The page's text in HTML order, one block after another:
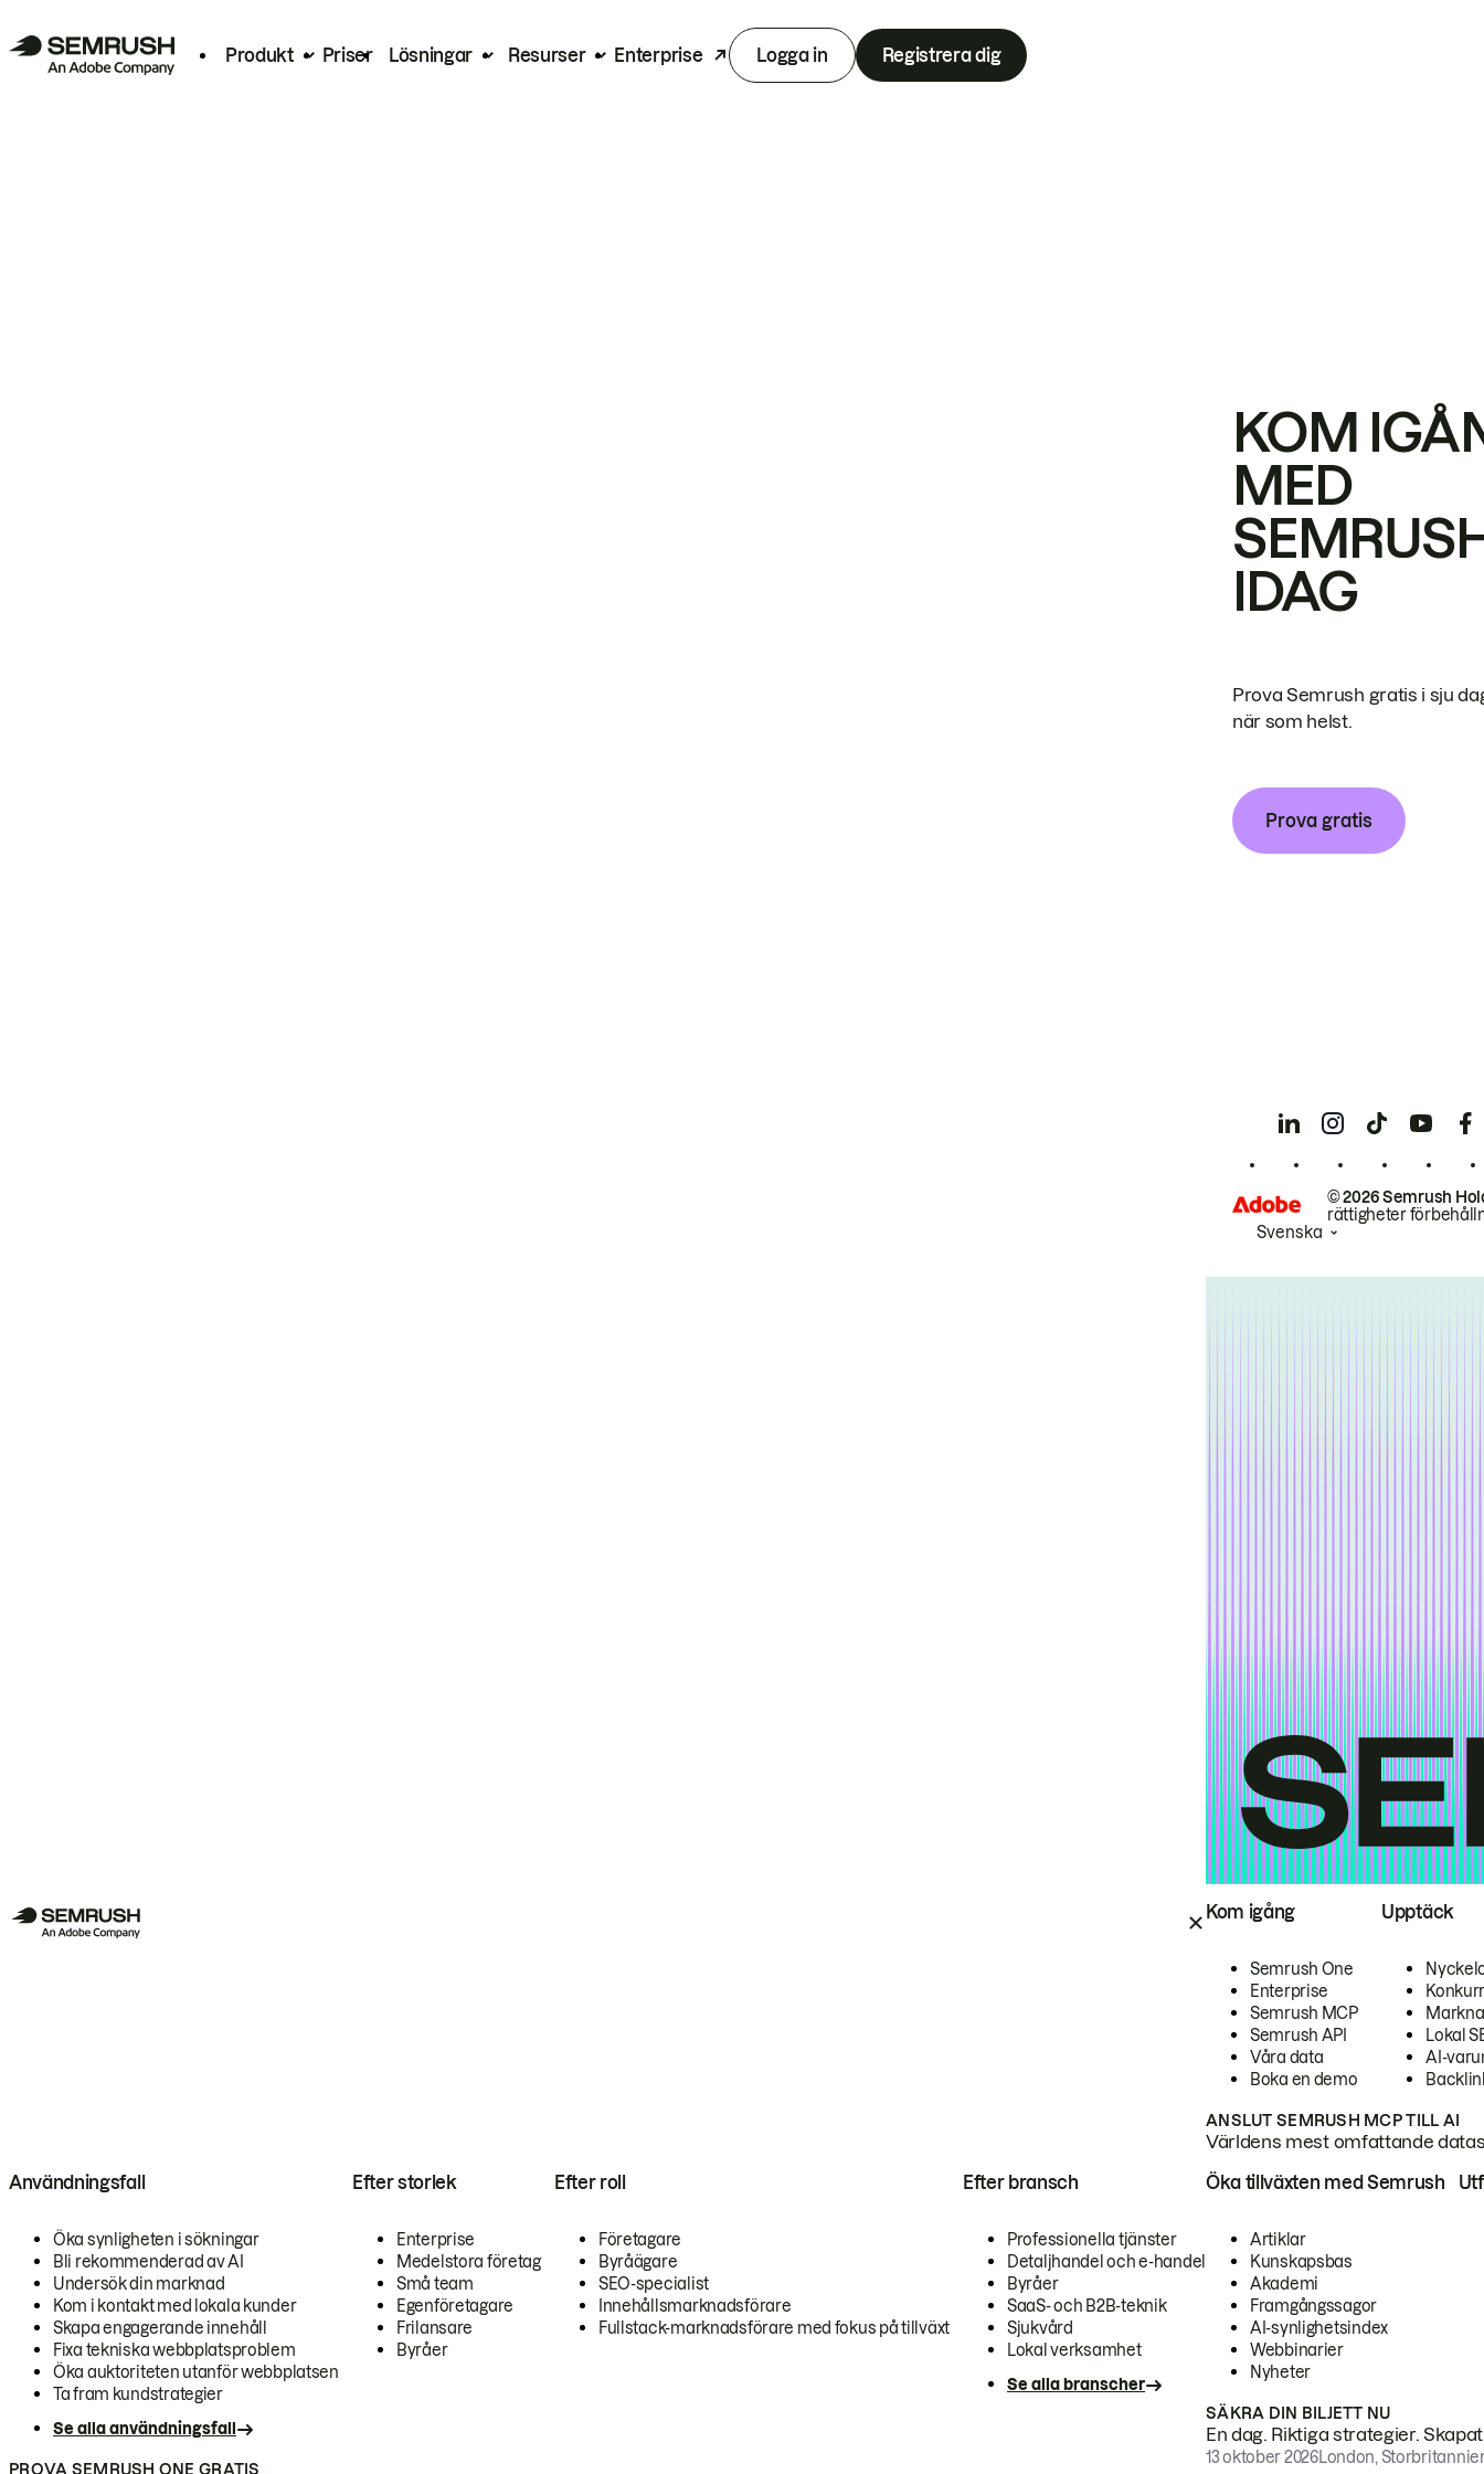
Produkt Priser Lösningar Resurser Enterprise Logga in Registrera dig
Kom igång
Semrush One
Enterprise
Semrush MCP
Semrush API
Våra data
Boka en demo
Upptäck
Lokal
AI-
ANSLUT SEMRUSH MCP TILL AI
Världens mest omfattande
Användningsfall
Öka synligheten i sökningar
Bli rekommenderad av AI
Undersök din marknad
Kom i kontakt med lokala kunder
Skapa engagerande innehåll
Fixa tekniska webbplatsproblem
Öka auktoriteten utanför webbplatsen
Ta fram kundstrategier
Se alla användningsfall
Efter storlek
Enterprise
Medelstora företag
Små team
Egenföretagare
Frilansare
Byråer
Efter roll
Företagare
Byråägare
SEO-specialist
Innehållsmarknadsförare
Fullstack-marknadsförare med fokus på tillväxt
Efter bransch
Professionella tjänster
Detaljhandel och e-handel
Byråer
SaaS- och B2B-teknik
Sjukvård
Lokal verksamhet
Se alla branscher
PROVA SEMRUSH ONE GRATIS
Öka tillväxten med Semrush
Artiklar
Kunskapsbas
Akademi
Framgångssagor
AI-synlighetsindex
Webbinarier
Nyheter
SÄKRA DIN BILJETT NU
En dag. Riktiga strategier.
13 oktober 2026London,
KOM
MED
IDAG
Prova Semrush gratis i sju
när som helst.
Prova gratis
© 2026 Semrush
rättigheter
Svenska